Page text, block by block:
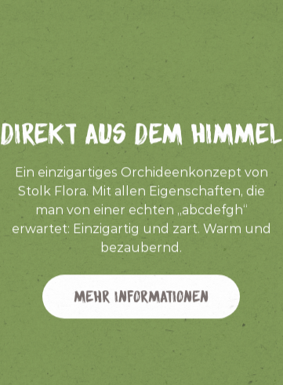
Direkt aus dem Himmel
Ein einzigartiges Orchideenkonzept von
Stolk Flora. Mit allen Eigenschaften, die
man von einer echten „abcdefgh“
erwartet: Einzigartig und zart. Warm und
bezaubernd.
Mehr Informationen